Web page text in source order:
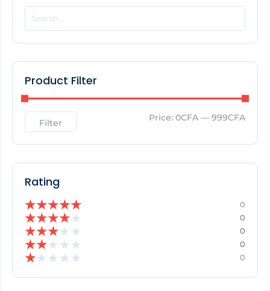
EDITOR'S PICK
No Posts Found!
Product Filter
Filter Price: 0CFA — 999CFA
Rating
★★★★★ 0
★★★★★ 0
★★★★ ★ 0
★★★ ★ ★ 0
★★ ★ ★ ★ 0